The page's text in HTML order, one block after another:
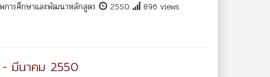
ารศึกษาและพัฒนาหลักสูตร 2550
896 views
มีนาคม 2550